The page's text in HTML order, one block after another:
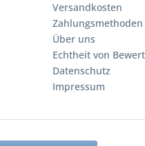
Versandkosten
Zahlungsmethoden
Über uns
Echtheit von
Datenschutz
Impressum